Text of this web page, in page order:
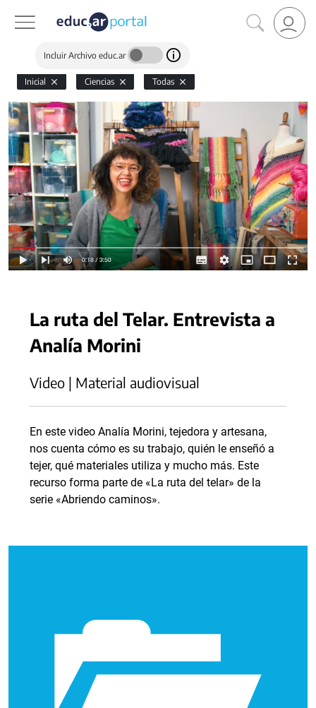
Incluir Archivo educ.ar
Inicial Ciencias Todas
La ruta del Telar. Entrevista a
Analía Morini
Video | Material audiovisual
En este video Analía Morini, tejedora y artesana,
nos cuenta cómo es su trabajo, quién le enseñó a
tejer, qué materiales utiliza y mucho más. Este
recurso forma parte de «La ruta del telar» de la
serie «Abriendo caminos».